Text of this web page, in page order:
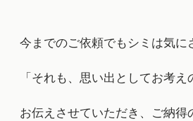
今までのご依頼でもシミは気
「それも、思い出としてお考
お伝えさせていただき、ご納得